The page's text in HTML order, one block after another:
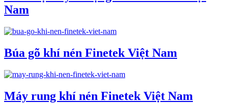
Nam
Búa gõ khí nén Finetek Việt Nam
Máy rung khí nén Finetek Việt Nam